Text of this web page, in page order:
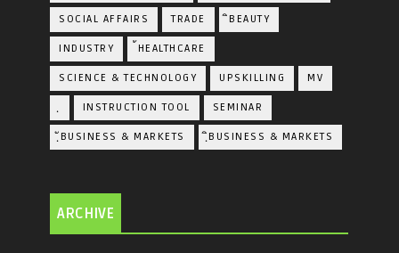
SOCIAL AFFAIRS TRADE ิBEAUTY
INDUSTRY ้HEALTHCARE
SCIENCE & TECHNOLOGY UPSKILLING MV
INSTRUCTION TOOL SEMINAR
ฺัBUSINESS & MARKETS ฺิBUSINESS & MARKETS
ARCHIVE